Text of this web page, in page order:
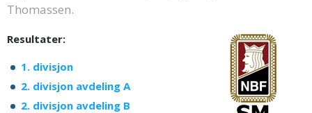
Thomassen.
Resultater:
1. divisjon
2. divisjon avdeling A
2. divisjon avdeling B